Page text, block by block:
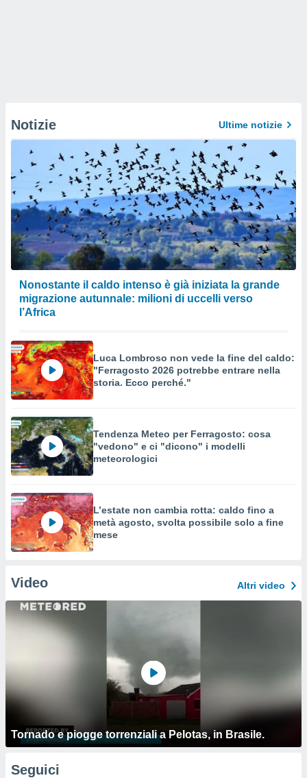
Notizie Ultime notizie
Nonostante il caldo intenso è già iniziata la grande
migrazione autunnale: milioni di uccelli verso
l’Africa
Luca Lombroso non vede la fine del caldo:
"Ferragosto 2026 potrebbe entrare nella
storia. Ecco perché."
Tendenza Meteo per Ferragosto: cosa
"vedono" e ci "dicono" i modelli
meteorologici
L’estate non cambia rotta: caldo fino a
metà agosto, svolta possibile solo a fine
mese
Video Altri video
Tornado e piogge torrenziali a Pelotas, in Brasile.
Seguici